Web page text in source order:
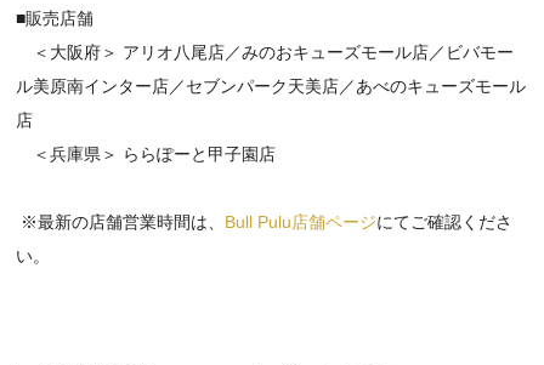
■販売店舗
＜大阪府＞ アリオ八尾店／みのおキューズモール店／ビバモー
ル美原南インター店／セブンパーク天美店／あべのキューズモール
店
＜兵庫県＞ ららぽーと甲子園店
※最新の店舗営業時間は、 Bull Pulu店舗ページにてご確認くださ
い。